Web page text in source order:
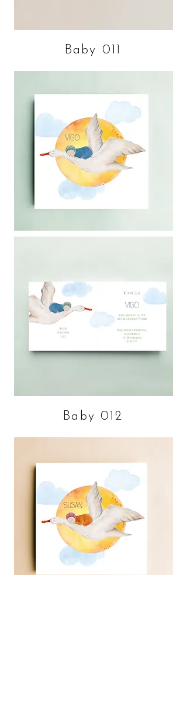
Baby 011
Baby 012